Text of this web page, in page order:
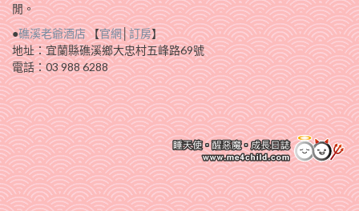
閒。
●礁溪老爺酒店【官網│訂房】
地址：宜蘭縣礁溪鄉大忠村五峰路69號
電話：03 988 6288